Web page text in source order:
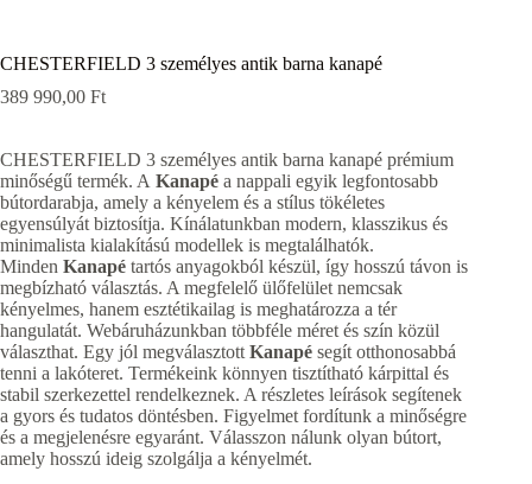
CHESTERFIELD 3 személyes antik barna kanapé
389 990,00 Ft
CHESTERFIELD 3 személyes antik barna kanapé prémium
minőségű termék. A Kanapé a nappali egyik legfontosabb
bútordarabja, amely a kényelem és a stílus tökéletes
egyensúlyát biztosítja. Kínálatunkban modern, klasszikus és
minimalista kialakítású modellek is megtalálhatók.
Minden Kanapé tartós anyagokból készül, így hosszú távon is
megbízható választás. A megfelelő ülőfelület nemcsak
kényelmes, hanem esztétikailag is meghatározza a tér
hangulatát. Webáruházunkban többféle méret és szín közül
választhat. Egy jól megválasztott Kanapé segít otthonosabbá
tenni a lakóteret. Termékeink könnyen tisztítható kárpittal és
stabil szerkezettel rendelkeznek. A részletes leírások segítenek
a gyors és tudatos döntésben. Figyelmet fordítunk a minőségre
és a megjelenésre egyaránt. Válasszon nálunk olyan bútort,
amely hosszú ideig szolgálja a kényelmét.